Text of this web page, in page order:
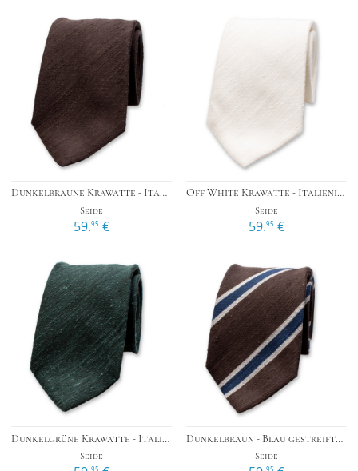
Dunkelbraune Krawatte - Italienische Seide
Seide
59.95 €
Off White Krawatte - Italienische Seide
Seide
59.95 €
Dunkelgrüne Krawatte - Italienische Seide
Seide
95
Dunkelbraun - Blau gestreifte Krawatte - Italienische Seide
Seide
95